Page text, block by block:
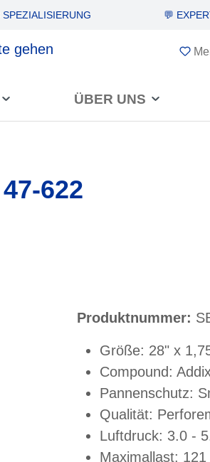
SPEZIALISIERUNG 💬
ÜBER UNS
622
Produktnummer:
Größe: 28" x
Compound:
Pannenschutz:
Qualität:
Luftdruck: 3.0 -
Maximallast: 121